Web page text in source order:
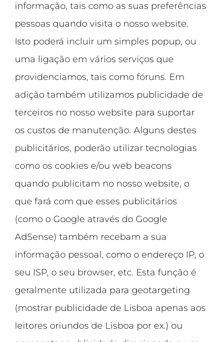
informação, tais como as suas preferências
pessoas quando visita o nosso website.
Isto poderá incluir um simples popup, ou
uma ligação em vários serviços que
providenciamos, tais como fóruns. Em
adição também utilizamos publicidade de
terceiros no nosso website para suportar
os custos de manutenção. Alguns destes
publicitários, poderão utilizar tecnologias
como os cookies e/ou web beacons
quando publicitam no nosso website, o
que fará com que esses publicitários
(como o Google através do Google
AdSense) também recebam a sua
informação pessoal, como o endereço IP, o
seu ISP, o seu browser, etc. Esta função é
geralmente utilizada para geotargeting
(mostrar publicidade de Lisboa apenas aos
leitores oriundos de Lisboa por ex.) ou